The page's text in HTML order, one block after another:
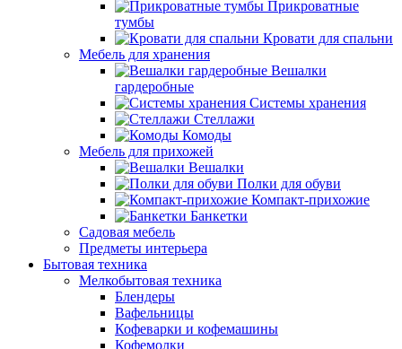
Прикроватные
тумбы
Кровати для спальни
Мебель для хранения
Вешалки
гардеробные
Системы хранения
Стеллажи
Комоды
Мебель для прихожей
Вешалки
Полки для обуви
Компакт-прихожие
Банкетки
Садовая мебель
Предметы интерьера
Бытовая техника
Мелкобытовая техника
Блендеры
Вафельницы
Кофеварки и кофемашины
Кофемолки